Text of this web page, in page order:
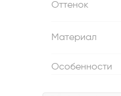
Оттенок
Материал
Особенности